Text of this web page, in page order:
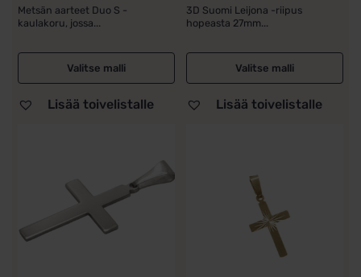
Metsän aarteet Duo S -
kaulakoru, jossa...
Valitse malli
Lisää toivelistalle
178,00 €
-
186,00 €
3D Suomi Leijona -riipus
hopeasta 27mm...
Valitse malli
Lisää toivelistalle